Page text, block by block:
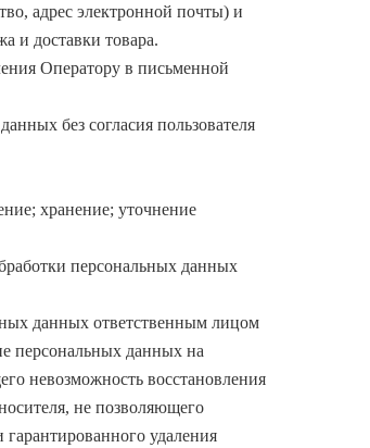
адрес электронной почты) и
и доставки товара.
Оператору в письменной
без согласия пользователя
хранение; уточнение
персональных данных
данных ответственным лицом
персональных данных на
невозможность восстановления
не позволяющего
удаления